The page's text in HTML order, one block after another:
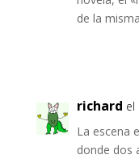
de la
richard el
La escena
donde dos